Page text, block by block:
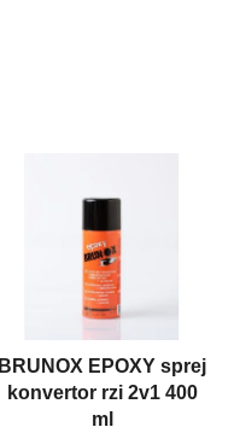
BRUNOX EPOXY sprej
konvertor rzi 2v1 400
ml